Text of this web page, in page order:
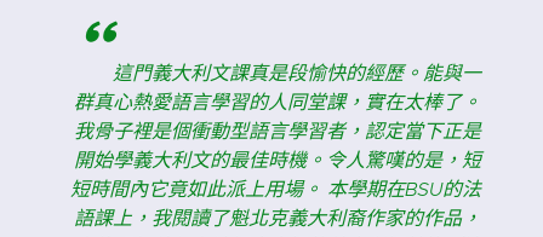
" 這門義大利文課真是段愉快的經歷。能與一
群真心熱愛語言學習的人同堂課，實在太棒了。
我骨子裡是個衝動型語言學習者，認定當下正是
開始學義大利文的最佳時機。令人驚嘆的是，短
短時間內它竟如此派上用場。 本學期在BSU的法
語課上，我閱讀了魁北克義大利裔作家的作品，